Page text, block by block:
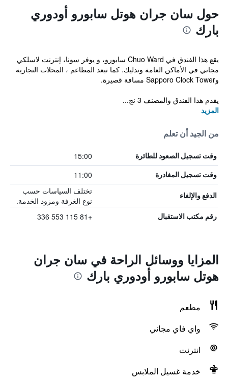
حول سان جران هوتل سابورو أودوري
بارك
يقع هذا الفندق في Chuo Ward سابورو، و يوفر سونا، إنترنت لاسلكي
مجاني في الأماكن العامة وتدليك. كما تبعد المطاعم ، المحلات التجارية
وSapporo Clock Tower مسافة قصيرة.
يقدم هذا الفندق والمصنف 3 نج...
المزيد
من الجيد أن تعلم
وقت تسجيل الصعود للطائرة 15:00
وقت تسجيل المغادرة 11:00
الدفع والإلغاء
تختلف السياسات حسب
نوع الغرفة ومزود الخدمة.
رقم مكتب الاستقبال +81 115 553 336
المزايا ووسائل الراحة في سان جران
هوتل سابورو أودوري بارك
مطعم
واي فاي مجاني
انترنت
خدمة غسيل الملابس